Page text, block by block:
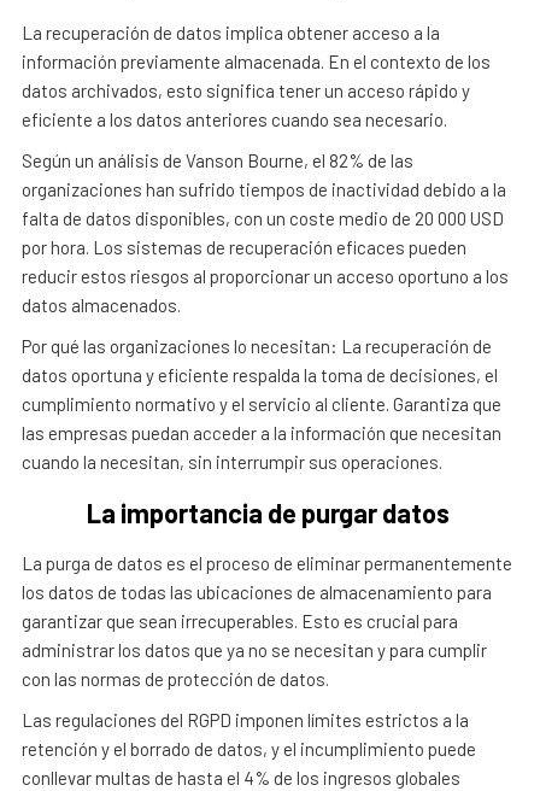
La recuperación de datos implica obtener acceso a la
información previamente almacenada. En el contexto de los
datos archivados, esto significa tener un acceso rápido y
eficiente a los datos anteriores cuando sea necesario.
Según un análisis de Vanson Bourne, el 82% de las
organizaciones han sufrido tiempos de inactividad debido a la
falta de datos disponibles, con un coste medio de 20 000 USD
por hora. Los sistemas de recuperación eficaces pueden
reducir estos riesgos al proporcionar un acceso oportuno a los
datos almacenados.
Por qué las organizaciones lo necesitan: La recuperación de
datos oportuna y eficiente respalda la toma de decisiones, el
cumplimiento normativo y el servicio al cliente. Garantiza que
las empresas puedan acceder a la información que necesitan
cuando la necesitan, sin interrumpir sus operaciones.
La importancia de purgar datos
La purga de datos es el proceso de eliminar permanentemente
los datos de todas las ubicaciones de almacenamiento para
garantizar que sean irrecuperables. Esto es crucial para
administrar los datos que ya no se necesitan y para cumplir
con las normas de protección de datos.
Las regulaciones del RGPD imponen límites estrictos a la
retención y el borrado de datos, y el incumplimiento puede
conllevar multas de hasta el 4% de los ingresos globales